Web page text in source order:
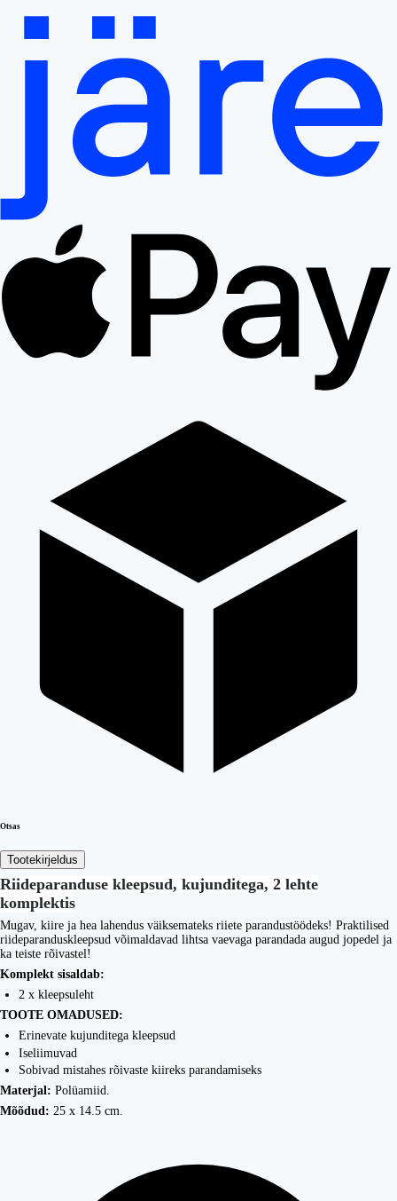
Otsas
Tootekirjeldus
Riideparanduse kleepsud, kujunditega, 2 lehte
komplektis
Mugav, kiire ja hea lahendus väiksemateks riiete parandustöödeks! Praktilised
riideparanduskleepsud võimaldavad lihtsa vaevaga parandada augud jopedel ja
ka teiste rõivastel!
Komplekt sisaldab:
2 x kleepsuleht
TOOTE OMADUSED:
Erinevate kujunditega kleepsud
Iseliimuvad
Sobivad mistahes rõivaste kiireks parandamiseks
Materjal: Polüamiid.
Mõõdud: 25 x 14.5 cm.